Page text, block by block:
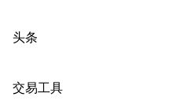
头条
交易工具